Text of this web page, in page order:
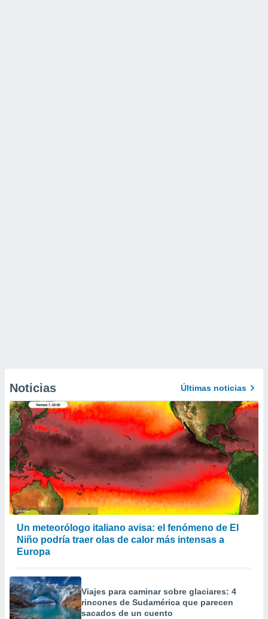
Noticias Últimas noticias
Un meteorólogo italiano avisa: el fenómeno de El
Niño podría traer olas de calor más intensas a
Europa
Viajes para caminar sobre glaciares: 4
rincones de Sudamérica que parecen
sacados de un cuento